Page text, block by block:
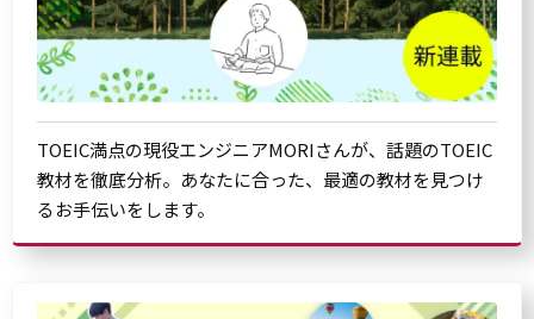
TOEIC満点の現役エンジニアMORIさんが、話題のTOEIC
教材を徹底分析。あなたに合った、最適の教材を見つけ
るお手伝いをします。